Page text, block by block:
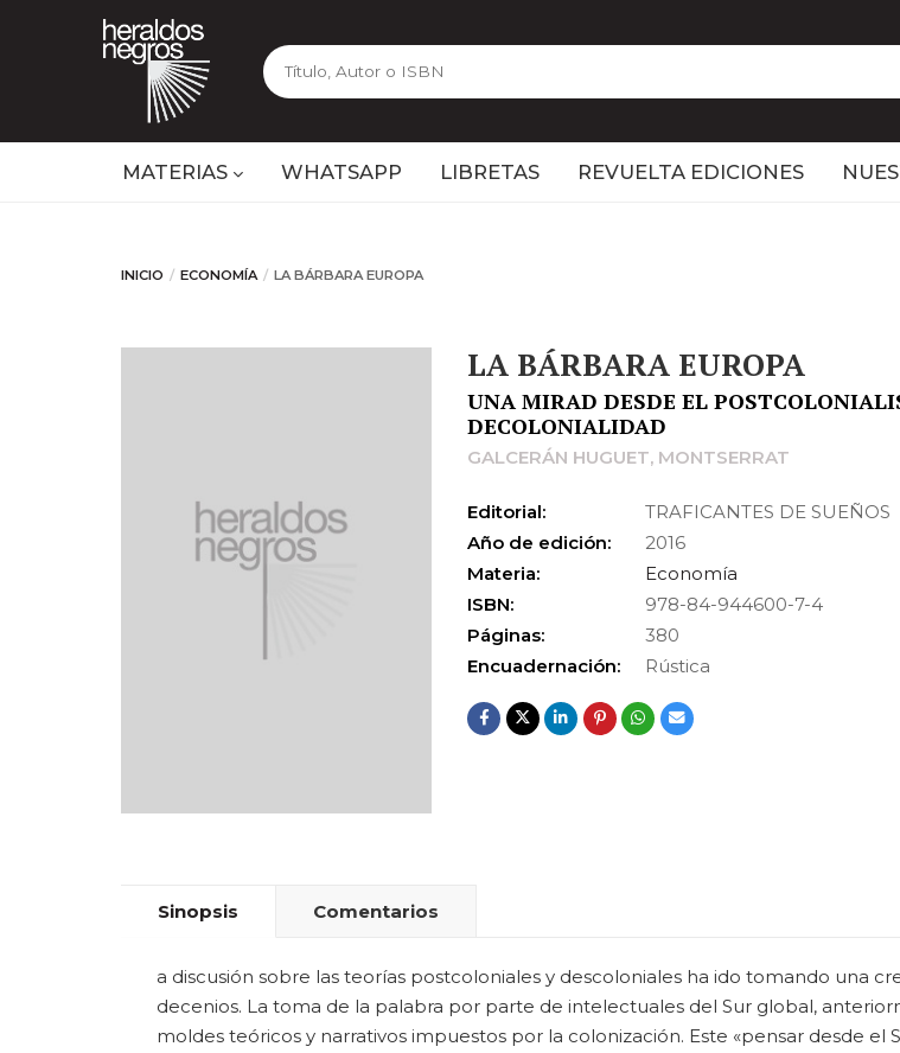
MATERIAS WHATSAPP LIBRETAS REVUELTA EDICIONES
INICIO ECONOMÍA LA BÁRBARA EUROPA
LA BÁRBARA EUROPA
UNA MIRAD DESDE EL
DECOLONIALIDAD
GALCERÁN HUGUET, MONTSERRAT
Editorial:
TRAFICANTES DE SUEÑOS
Año de edición:
2016
Materia:
Economía
ISBN:
978-84-944600-7-4
Páginas:
380
Encuadernación:
Rústica
Sinopsis Comentarios
a discusión sobre las teorías postcoloniales y descoloniales ha ido tomando una
decenios. La toma de la palabra por parte de intelectuales del Sur global,
moldes teóricos y narrativos impuestos por la colonización. Este «pensar desde el